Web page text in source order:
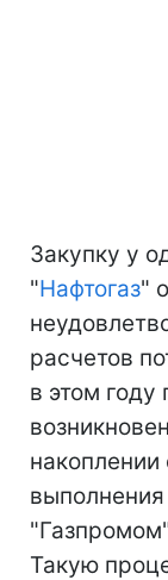
Закупку у
"Нафтогаз"
расчетов
в этом году
Такую